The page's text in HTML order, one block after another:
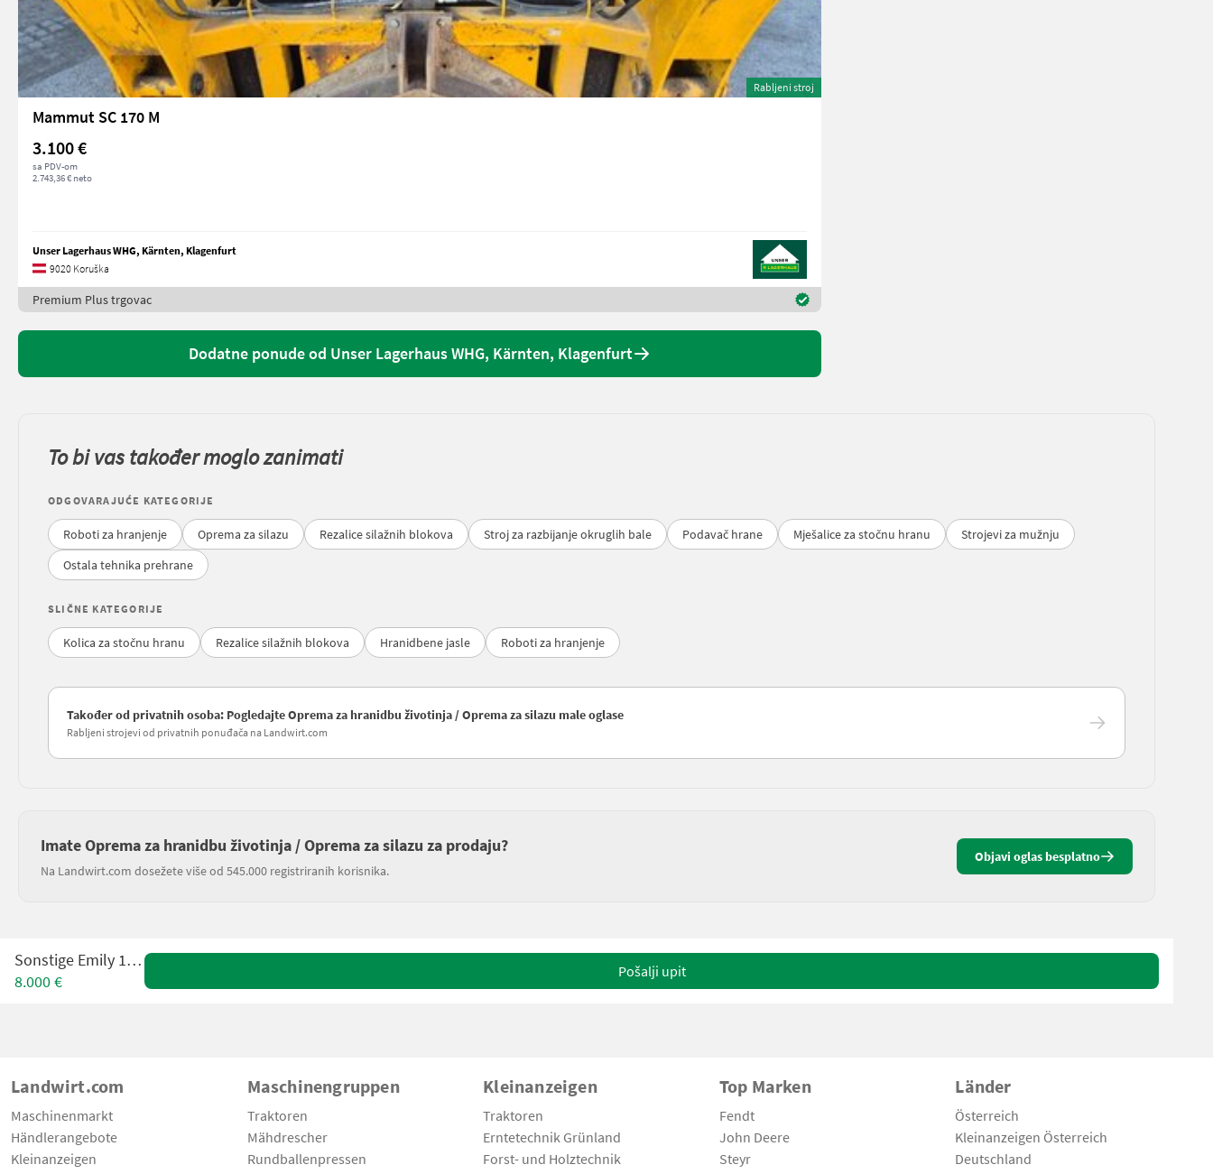
Rabljeni stroj
Mammut SC 170 M
3.100 €
sa PDV-om
2.743,36 € neto
Unser Lagerhaus WHG, Kärnten, Klagenfurt
9020 Koruška
Premium Plus trgovac
Dodatne ponude od Unser Lagerhaus WHG, Kärnten, Klagenfurt
To bi vas također moglo zanimati
ODGOVARAJUĆE KATEGORIJE
Roboti za hranjenje Oprema za silazu Rezalice silažnih blokova Stroj za razbijanje okruglih bale Podavač hrane Mješalice za stočnu hranu
Strojevi za mužnju
Ostala tehnika prehrane
SLIČNE KATEGORIJE
Kolica za stočnu hranu Rezalice silažnih blokova Hranidbene jasle Roboti za hranjenje
Također od privatnih osoba: Pogledajte Oprema za hranidbu životinja / Oprema za silazu male oglase
Rabljeni strojevi od privatnih ponuđača na Landwirt.com
Imate Oprema za hranidbu životinja / Oprema za silazu za prodaju?
Na Landwirt.com dosežete više od 545.000 registriranih korisnika.
Objavi oglas besplatno
Sonstige Emily 1,70 M
8.000 €
Pošalji upit
Landwirt.com
Maschinenmarkt
Händlerangebote
Kleinanzeigen
Maschinengruppen
Traktoren
Mähdrescher
Rundballenpressen
Kleinanzeigen
Traktoren
Erntetechnik Grünland
Forst- und Holztechnik
Top Marken
Fendt
John Deere
Steyr
Länder
Österreich
Kleinanzeigen Österreich
Deutschland